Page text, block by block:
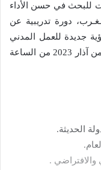
للبحث في حسن الأداء
دورة تدريبية عن
جديدة للعمل المدني
في الفضاء العام، عبر تطبيق زووم يوم 13 من آذار 2023 من الساعة
الحديثة.
والافتراضي .